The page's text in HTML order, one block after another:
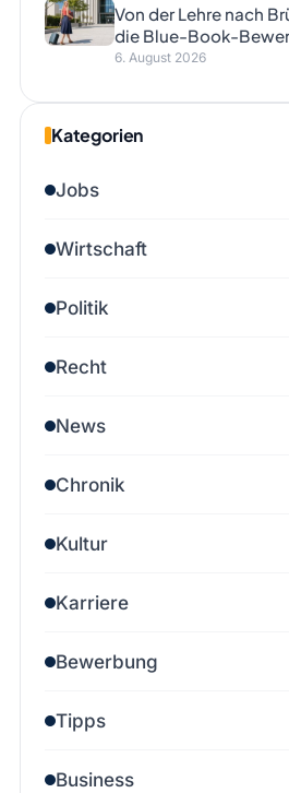
Von der Lehre nach
die Blue-Book-
6. August 2026
Kategorien
Jobs
Wirtschaft
Politik
Recht
News
Chronik
Kultur
Karriere
Bewerbung
Tipps
Business